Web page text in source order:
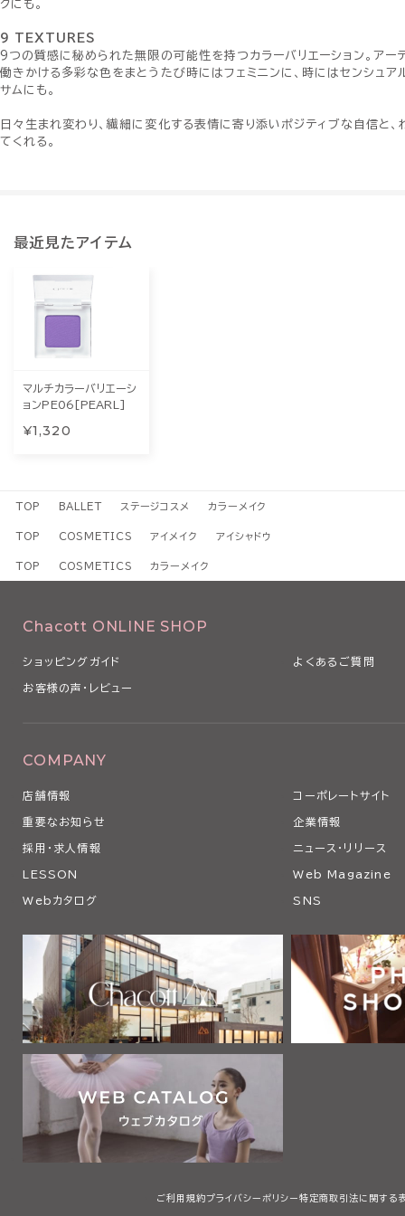
クにも。
9 TEXTURES
9つの質感に秘められた無限の可能性を持つカラーバリエーション。アー
働きかける多彩な色をまとうたび時にはフェミニンに、時にはセンシュア
サムにも。
日々生まれ変わり、繊細に変化する表情に寄り添いポジティブな自信と、
てくれる。
最近見たアイテム
マルチカラーバリエーシ
ョンPE06[PEARL]
¥1,320
TOP BALLET ステージコスメ カラーメイク
TOP COSMETICS アイメイク アイシャドウ
TOP COSMETICS カラーメイク
Chacott ONLINE SHOP
ショッピングガイド よくあるご質問
お客様の声・レビュー
COMPANY
店舗情報 コーポレートサイト
重要なお知らせ 企業情報
採用・求人情報 ニュース・リリース
LESSON Web Magazine
Webカタログ SNS
ご利用規約プライバシーポリシー 特定商取引法に関する